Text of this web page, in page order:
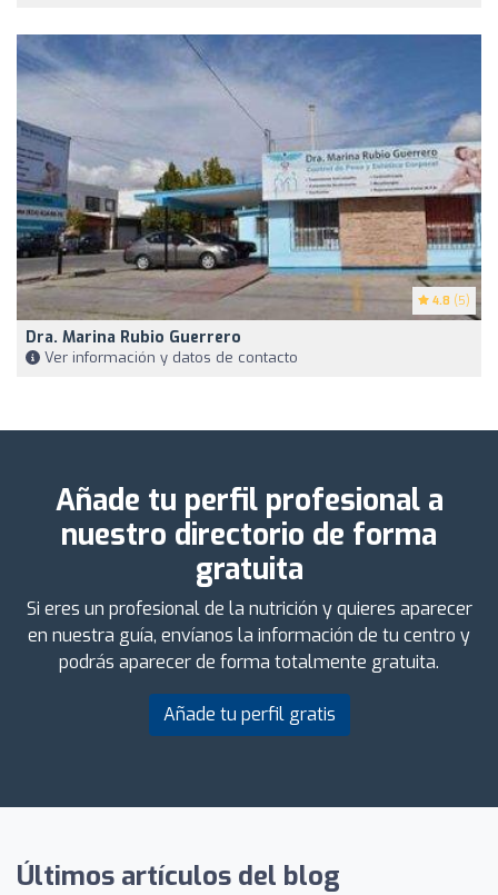
4.8 (5)
Dra. Marina Rubio Guerrero
Ver información y datos de contacto
Añade tu perfil profesional a
nuestro directorio de forma
gratuita
Si eres un profesional de la nutrición y quieres aparecer
en nuestra guía, envíanos la información de tu centro y
podrás aparecer de forma totalmente gratuita.
Añade tu perfil gratis
Últimos artículos del blog